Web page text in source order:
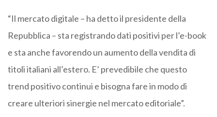
“Il mercato digitale – ha detto il presidente della
Repubblica – sta registrando dati positivi per l’e-book
e sta anche favorendo un aumento della vendita di
titoli italiani all’estero. E’ prevedibile che questo
trend positivo continui e bisogna fare in modo di
creare ulteriori sinergie nel mercato editoriale”.